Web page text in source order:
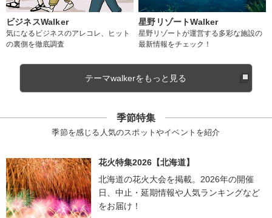
ビジネスWalker
気になるビジネスのアレコレ、ヒット
の裏側を徹底調査
星野リゾートWalker
星野リゾートが運営する多彩な施設の
最新情報をチェック！
テーマwalkerをもっと見る
季節特集
季節を感じる人気のスポットやイベントを紹介
花火特集2026【北海道】
北海道の花火大会を掲載。2026年の開催
日、中止・延期情報や人気ランキングなど
をお届け！